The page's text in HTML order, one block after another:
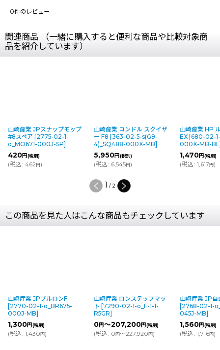
0件のレビュー
関連商品 （一緒に購入すると便利な商品や比較対象商
品を紹介しています）
山崎産業 JPスナップモップ
#8スペア [2775-02-1-
o_MO671-000J-SP]
420円(税別)
(税込: 462円)
山崎産業 コンドル スクイザ
ー F8 [363-02-5-s(G9-
4)_SQ488-000X-MB]
5,950円(税別)
(税込: 6,545円)
山崎産業 HP
EX [680-02-
000X-MB-BL
1,470円(税別)
(税込: 1,617円)
1 / 2
この商品を見た人はこんな商品もチェックしています
山崎産業 JPブルロンF
[2770-02-1-o_BR675-
000J-MB]
1,300円(税別)
(税込: 1,430円)
山崎産業 ロンステップマッ
ト [7290-02-1-o_F-1-1-
R5GR]
0円～207,200円(税別)
(税込: 0円～227,920円)
山崎産業 JP自
[2768-02-1-
045J-MB]
1,560円(税別)
(税込: 1,716円)